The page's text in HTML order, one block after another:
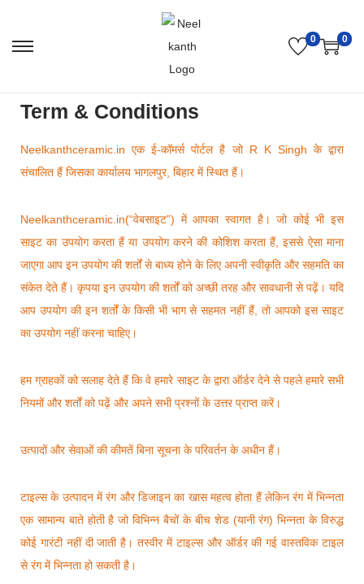
0 0
Term & Conditions
Neelkanthceramic.in एक ई-कॉमर्स पोर्टल है जो R K Singh के द्वारा
संचालित हैं जिसका कार्यालय भागलपुर, बिहार में स्थित हैं।
Neelkanthceramic.in(“वेबसाइट”) में आपका स्वागत है। जो कोई भी इस
साइट का उपयोग करता हैं या उपयोग करने की कोशिश करता हैं, इससे ऐसा माना
जाएगा आप इन उपयोग की शर्तों से बाध्य होने के लिए अपनी स्वीकृति और सहमति का
संकेत देते हैं। कृपया इन उपयोग की शर्तों को अच्छी तरह और सावधानी से पढ़ें। यदि
आप उपयोग की इन शर्तों के किसी भी भाग से सहमत नहीं हैं, तो आपको इस साइट
का उपयोग नहीं करना चाहिए।
हम ग्राहकों को सलाह देते हैं कि वे हमारे साइट के द्वारा ऑर्डर देने से पहले हमारे सभी
नियमों और शर्तों को पढ़ें और अपने सभी प्रश्नों के उत्तर प्राप्त करें।
उत्पादों और सेवाओं की कीमतें बिना सूचना के परिवर्तन के अधीन हैं।
टाइल्स के उत्पादन में रंग और डिजाइन का खास महत्व होता हैं लेकिन रंग में भिन्नता
एक सामान्य बाते होती है जो विभिन्न बैचों के बीच शेड (यानी रंग) भिन्नता के विरुद्ध
कोई गारंटी नहीं दी जाती है। तस्वीर में टाइल्स और ऑर्डर की गई वास्तविक टाइल
से रंग में भिन्नता हो सकती है।